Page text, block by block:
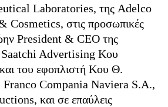
Laboratories, της Adelco
Cosmetics, στις προσωπικές
Ρresident & CEO της
Advertising Κου
του εφοπλιστή Κου Θ.
Compania Naviera S.A.,
και σε επαύλεις